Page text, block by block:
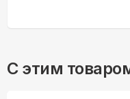
С этим